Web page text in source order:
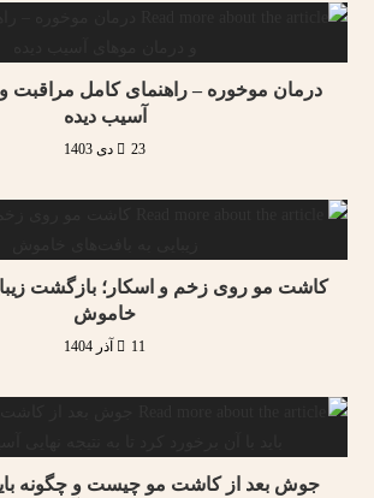
درمان موخوره – راهنمای کامل مراقبت
آسیب دیده
23 دی 1403
کاشت مو روی زخم و اسکار؛ بازگشت
خاموش
11 آذر 1404
جوش بعد از کاشت مو چیست و چگونه